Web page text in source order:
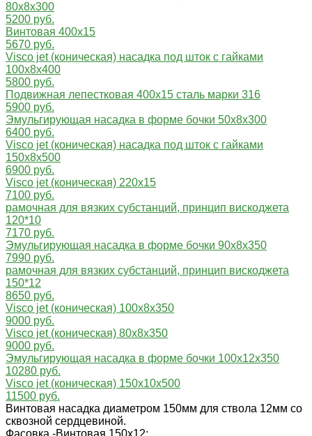
80x8x300
5200 руб.
Винтовая 400х15
5670 руб.
Visco jet (коническая) насадка под шток с гайками
100x8x400
5800 руб.
Подвижная лепестковая 400х15 сталь марки 316
5900 руб.
Эмульгирующая насадка в форме бочки 50x8x300
6400 руб.
Visco jet (коническая) насадка под шток с гайками
150x8x500
6900 руб.
Visco jet (коническая) 220х15
7100 руб.
рамочная для вязких субстанций, принцип вискоджета
120*10
7170 руб.
Эмульгирующая насадка в форме бочки 90x8x350
7990 руб.
рамочная для вязких субстанций, принцип вискоджета
150*12
8650 руб.
Visco jet (коническая) 100х8х350
9000 руб.
Visco jet (коническая) 80х8х350
9000 руб.
Эмульгирующая насадка в форме бочки 100x12x350
10280 руб.
Visco jet (коническая) 150х10х500
11500 руб.
Винтовая насадка диаметром 150мм для ствола 12мм со
сквозной сердцевиной.